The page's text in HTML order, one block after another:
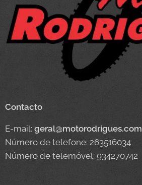
Contacto
E-mail: geral@motorodrigues.com
Número de telefone: 263516034
Número de telemóvel: 934270742